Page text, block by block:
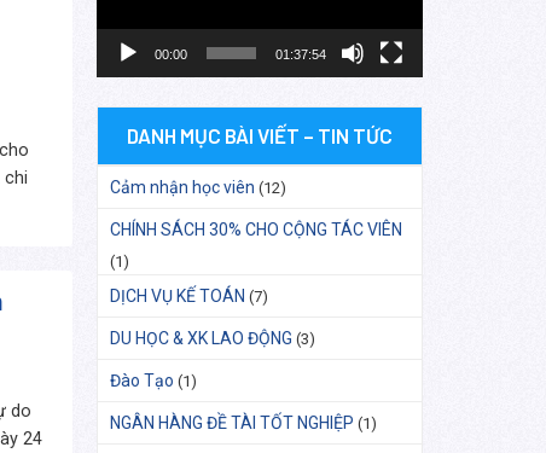
chi
do
24
00:00 01:37:54
DANH MỤC BÀI VIẾT – TIN TỨC
Cảm nhận học viên (12)
CHÍNH SÁCH 30% CHO CỘNG TÁC VIÊN
(1)
DỊCH VỤ KẾ TOÁN (7)
DU HỌC & XK LAO ĐỘNG (3)
Đào Tạo (1)
NGÂN HÀNG ĐỀ TÀI TỐT NGHIỆP (1)